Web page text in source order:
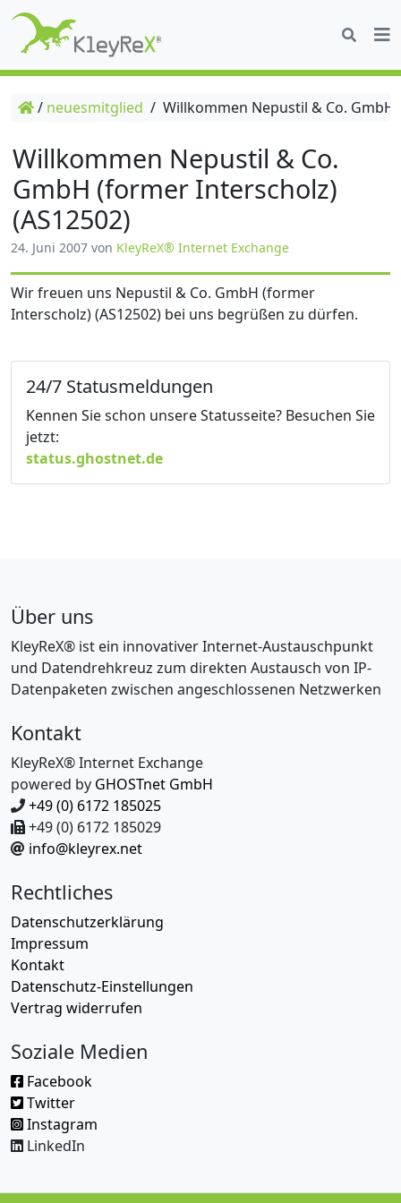
/ neuesmitglied / Willkommen Nepustil & Co.
Willkommen Nepustil & Co.
GmbH (former Interscholz)
(AS12502)
24. Juni 2007 von KleyReX® Internet Exchange
Wir freuen uns Nepustil & Co. GmbH (former
Interscholz) (AS12502) bei uns begrüßen zu dürfen.
24/7 Statusmeldungen
Kennen Sie schon unsere Statusseite? Besuchen Sie
jetzt:
status.ghostnet.de
Über uns
KleyReX® ist ein innovativer Internet-Austauschpunkt
und Datendrehkreuz zum direkten Austausch von IP-
Datenpaketen zwischen angeschlossenen Netzwerken
Kontakt
KleyReX® Internet Exchange
powered by GHOSTnet GmbH
+49 (0) 6172 185025
+49 (0) 6172 185029
info@kleyrex.net
Rechtliches
Datenschutzerklärung
Impressum
Kontakt
Datenschutz-Einstellungen
Vertrag widerrufen
Soziale Medien
Facebook
Twitter
Instagram
LinkedIn